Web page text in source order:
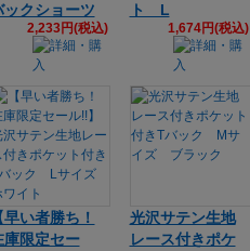
ックショーツ
2,233円(税込)
ト L
1,674円(税込)
早い者勝ち！
庫限定セー
光沢サテン生地
レース付きポケ